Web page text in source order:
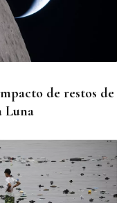
de restos de
Luna